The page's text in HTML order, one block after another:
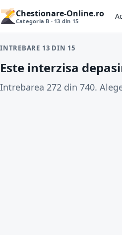
Chestionare-Online.ro
Categoria B · 13 din 15
INTREBARE 13 DIN 15
Este interzisa
Intrebarea 272 din 740.